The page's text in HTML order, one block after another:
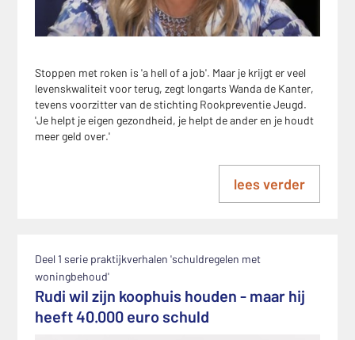
Stoppen met roken is 'a hell of a job'. Maar je krijgt er veel
levenskwaliteit voor terug, zegt longarts Wanda de Kanter,
tevens voorzitter van de stichting Rookpreventie Jeugd.
'Je helpt je eigen gezondheid, je helpt de ander en je houdt
meer geld over.'
lees verder
Deel 1 serie praktijkverhalen 'schuldregelen met
woningbehoud'
Rudi wil zijn koophuis houden - maar hij
heeft 40.000 euro schuld